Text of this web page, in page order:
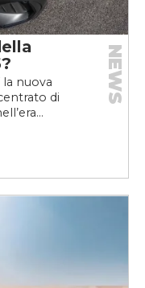
nuova
di
NEWS